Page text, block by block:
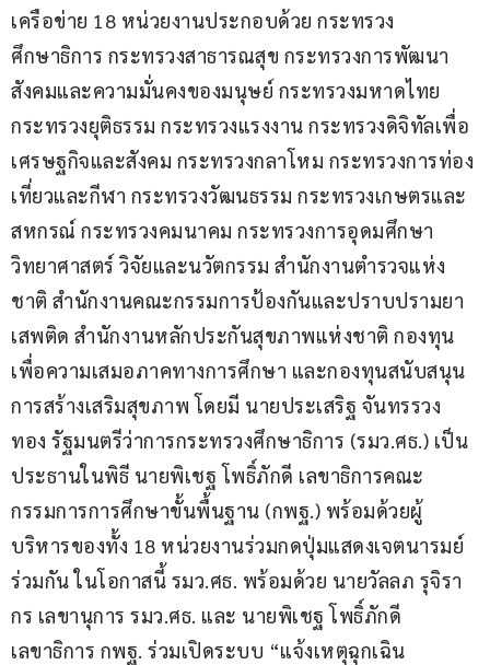
เครือข่าย 18 หน่วยงานประกอบด้วย กระทรวง
ศึกษาธิการ กระทรวงสาธารณสุข กระทรวงการพัฒนา
สังคมและความมั่นคงของมนุษย์ กระทรวงมหาดไทย
กระทรวงยุติธรรม กระทรวงแรงงาน กระทรวงดิจิทัลเพื่อ
เศรษฐกิจและสังคม กระทรวงกลาโหม กระทรวงการท่อง
เที่ยวและกีฬา กระทรวงวัฒนธรรม กระทรวงเกษตรและ
สหกรณ์ กระทรวงคมนาคม กระทรวงการอุดมศึกษา
วิทยาศาสตร์ วิจัยและนวัตกรรม สำนักงานตำรวจแห่ง
ชาติ สำนักงานคณะกรรมการป้องกันและปราบปรามยา
เสพติด สำนักงานหลักประกันสุขภาพแห่งชาติ กองทุน
เพื่อความเสมอภาคทางการศึกษา และกองทุนสนับสนุน
การสร้างเสริมสุขภาพ โดยมี นายประเสริฐ จันทรรวง
ทอง รัฐมนตรีว่าการกระทรวงศึกษาธิการ (รมว.ศธ.) เป็น
ประธานในพิธี นายพิเชฐ โพธิ์ภักดี เลขาธิการคณะ
กรรมการการศึกษาขั้นพื้นฐาน (กพฐ.) พร้อมด้วยผู้
บริหารของทั้ง 18 หน่วยงานร่วมกดปุ่มแสดงเจตนารมย์
ร่วมกัน ในโอกาสนี้ รมว.ศธ. พร้อมด้วย นายวัลลภ รุจิรา
กร เลขานุการ รมว.ศธ. และ นายพิเชฐ โพธิ์ภักดี
เลขาธิการ กพฐ. ร่วมเปิดระบบ “แจ้งเหตุฉุกเฉิน